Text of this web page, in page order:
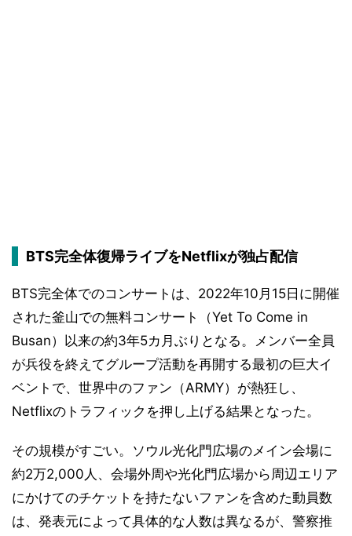
BTS完全体復帰ライブをNetflixが独占配信
BTS完全体でのコンサートは、2022年10月15日に開催
された釜山での無料コンサート（Yet To Come in
Busan）以来の約3年5カ月ぶりとなる。メンバー全員
が兵役を終えてグループ活動を再開する最初の巨大イ
ベントで、世界中のファン（ARMY）が熱狂し、
Netflixのトラフィックを押し上げる結果となった。
その規模がすごい。ソウル光化門広場のメイン会場に
約2万2,000人、会場外周や光化門広場から周辺エリア
にかけてのチケットを持たないファンを含めた動員数
は、発表元によって具体的な人数は異なるが、警察推